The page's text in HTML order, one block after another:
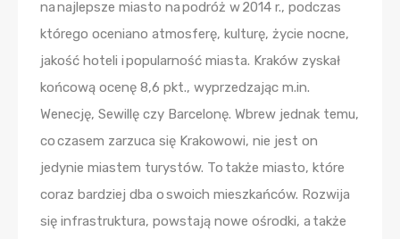
na najlepsze miasto na podróż w 2014 r., podczas
którego oceniano atmosferę, kulturę, życie nocne,
jakość hoteli i popularność miasta. Kraków zyskał
końcową ocenę 8,6 pkt., wyprzedzając m.in.
Wenecję, Sewillę czy Barcelonę. Wbrew jednak temu,
co czasem zarzuca się Krakowowi, nie jest on
jedynie miastem turystów. To także miasto, które
coraz bardziej dba o swoich mieszkańców. Rozwija
się infrastruktura, powstają nowe ośrodki, a także